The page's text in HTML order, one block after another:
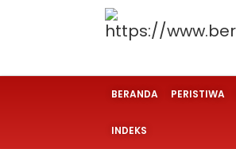
BERANDA PERISTIWA
INDEKS